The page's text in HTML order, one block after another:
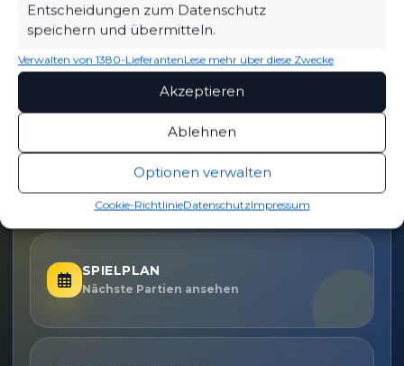
Entscheidungen zum Datenschutz
speichern und übermitteln.
Verwalten von 1380-LieferantenLese mehr über diese Zwecke
Akzeptieren
Ablehnen
Optionen verwalten
Cookie-RichtlinieDatenschutzImpressum
OFFIZIELLE VEREINSSEITE
DEIN HEIMSPIEL. DEIN FSV.
Tickets, Spielplan, News und Vereinsinfos – alles
kompakt auf einen Blick.
TICKETS
Eintrittspreise & Spieltag
SPIELPLAN
Nächste Partien ansehen